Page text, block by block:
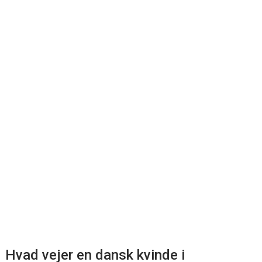
Hvad vejer en dansk kvinde i